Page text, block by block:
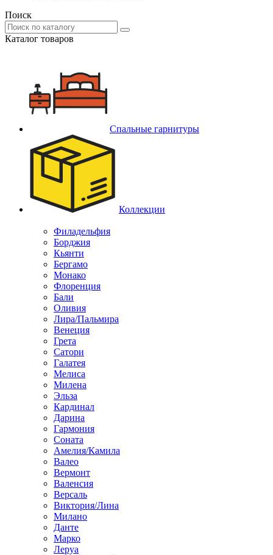
Поиск
Каталог товаров
Спальные гарнитуры
Коллекции
Филадельфия
Борджия
Кьянти
Бергамо
Монако
Флоренция
Бали
Оливия
Лира/Пальмира
Венеция
Грета
Сатори
Галатея
Мелиса
Милена
Эльза
Кардинал
Дарина
Гармония
Соната
Амелия/Камила
Валео
Вермонт
Валенсия
Версаль
Виктория/Лина
Милано
Данте
Марко
Леруа